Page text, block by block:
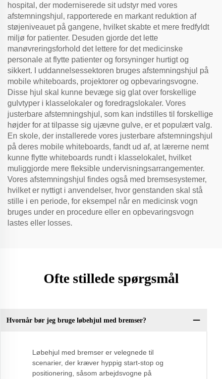
hospital, der moderniserede sit udstyr med vores
afstemningshjul, rapporterede en markant reduktion af
støjeniveauet på gangene, hvilket skabte et mere fredfyldt
miljø for patienter. Desuden gjorde det lette
manøvreringsforhold det lettere for det medicinske
personale at flytte patienter og forsyninger hurtigt og
sikkert. I uddannelsessektoren bruges afstemningshjul på
mobile whiteboards, projektorer og opbevaringsvogne.
Disse hjul skal kunne bevæge sig glat over forskellige
gulvtyper i klasselokaler og foredragslokaler. Vores
justerbare afstemningshjul, som kan indstilles til forskellige
højder for at tilpasse sig ujævne gulve, er et populært valg.
En skole, der installerede vores justerbare afstemningshjul
på deres mobile whiteboards, fandt ud af, at lærerne nemt
kunne flytte whiteboards rundt i klasselokalet, hvilket
muliggjorde mere fleksible undervisningsarrangementer.
Vores afstemningshjul findes også med bremsesystemer,
hvilket er nyttigt i anvendelser, hvor genstanden skal stå
stille i en periode, for eksempel når en medicinsk vogn
bruges under en procedure eller en opbevaringsvogn
lastes eller losses.
Ofte stillede spørgsmål
Hvornår bør jeg bruge løbehjul med bremser?
Løbehjul med bremser er velegnede til
scenarier, der kræver hyppig start-stop og
positionering, såsom arbejdsvogne på